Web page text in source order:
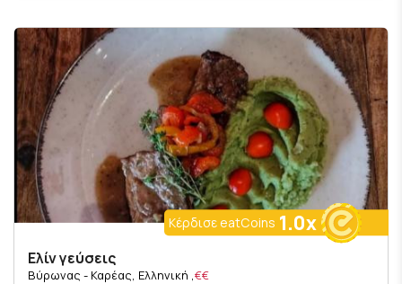
Κέρδισε eatCoins 1.0x
Ελίν γεύσεις
€€